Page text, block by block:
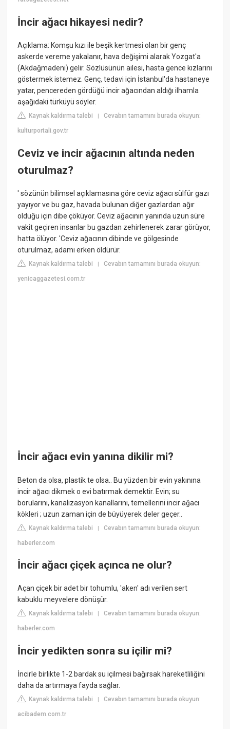
İncir ağacı hikayesi nedir?
Açıklama: Komşu kızı ile beşik kertmesi olan bir genç
askerde vereme yakalanır, hava değişimi alarak Yozgat'a
(Akdağmadeni) gelir. Sözlüsünün ailesi, hasta gence kızlarını
göstermek istemez. Genç, tedavi için İstanbul'da hastaneye
yatar, pencereden gördüğü incir ağacından aldığı ilhamla
aşağıdaki türküyü söyler.
Kaynak kaldırma talebi |Cevabın tamamını burada okuyun:
kulturportali.gov.tr
Ceviz ve incir ağacının altında neden
oturulmaz?
' sözünün bilimsel açıklamasına göre ceviz ağacı sülfür gazı
yayıyor ve bu gaz, havada bulunan diğer gazlardan ağır
olduğu için dibe çöküyor. Ceviz ağacının yanında uzun süre
vakit geçiren insanlar bu gazdan zehirlenerek zarar görüyor,
hatta ölüyor. 'Ceviz ağacının dibinde ve gölgesinde
oturulmaz, adamı erken öldürür.
Kaynak kaldırma talebi |Cevabın tamamını burada okuyun:
yenicaggazetesi.com.tr
İncir ağacı evin yanına dikilir mi?
Beton da olsa, plastik te olsa.. Bu yüzden bir evin yakınına
incir ağacı dikmek o evi batırmak demektir. Evin; su
borularını, kanalizasyon kanallarını, temellerini incir ağacı
kökleri ; uzun zaman için de büyüyerek deler geçer..
Kaynak kaldırma talebi |Cevabın tamamını burada okuyun:
haberler.com
İncir ağacı çiçek açınca ne olur?
Açan çiçek bir adet bir tohumlu, 'aken' adı verilen sert
kabuklu meyvelere dönüşür.
Kaynak kaldırma talebi |Cevabın tamamını burada okuyun:
haberler.com
İncir yedikten sonra su içilir mi?
İncirle birlikte 1-2 bardak su içilmesi bağırsak hareketliliğini
daha da artırmaya fayda sağlar.
Kaynak kaldırma talebi |Cevabın tamamını burada okuyun:
acibadem.com.tr